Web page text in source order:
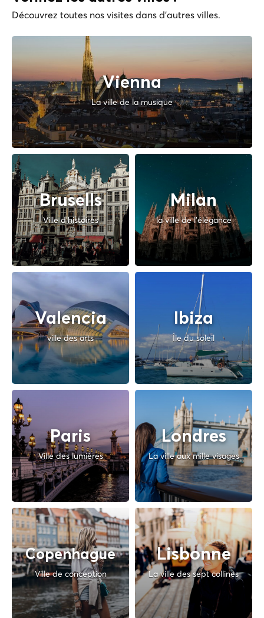
Découvrez toutes nos visites dans d'autres villes.
Vienna
La ville de la musique
Brusells
Ville d'histoires
Milan
la ville de l'élégance
Valencia
ville des arts
Ibiza
Île du soleil
Paris
Ville des lumières
Londres
La ville aux mille visages
Copenhague
Ville de conception
Lisbonne
La ville des sept collines